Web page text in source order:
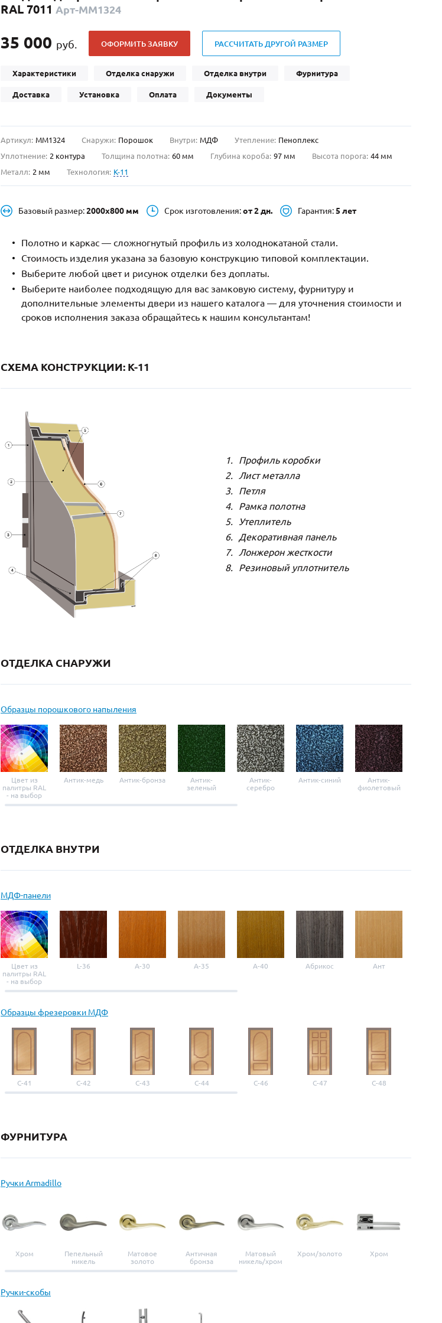
С отбойником(91)
С импостами (73)
С витражами (11)
В современном стиле
С фрамугой(265)
4-го класса защиты (499)
Полуторапольные
RAL 7011 Арт-ММ1324
35 000 руб. ОФОРМИТЬ ЗАЯВКУ РАССЧИТАТЬ ДРУГОЙ РАЗМЕР
Характеристики Отделка снаружи Отделка внутри Фурнитура
Доставка Установка Оплата Документы
Артикул: ММ1324 Снаружи: Порошок Внутри: МДФ Утепление: Пеноплекс
Уплотнение: 2 контура Толщина полотна: 60 мм Глубина короба: 97 мм Высота порога: 44 мм
Металл: 2 мм Технология: K-11
Базовый размер:2000х800 мм Срок изготовления:от 2 дн. Гарантия:5 лет
Полотно и каркас — сложногнутый профиль из холоднокатаной стали.
Стоимость изделия указана за базовую конструкцию типовой комплектации.
Выберите любой цвет и рисунок отделки без доплаты.
Выберите наиболее подходящую для вас замковую систему, фурнитуру и
дополнительные элементы двери из нашего каталога — для уточнения стоимости и
сроков исполнения заказа обращайтесь к нашим консультантам!
СХЕМА КОНСТРУКЦИИ: K-11
Профиль коробки
Лист металла
Петля
Рамка полотна
Утеплитель
Декоративная панель
Лонжерон жесткости
Резиновый уплотнитель
ОТДЕЛКА СНАРУЖИ
Образцы порошкового напыления
Цвет из
палитры RAL
- на выбор
Антик-медь Антик-бронза
Антик-
зеленый
Антик-
серебро
Антик-синий
Антик-
фиолетовый
ОТДЕЛКА ВНУТРИ
МДФ-панели
Цвет из
палитры RAL
- на выбор
L-36 A-30 A-35 A-40 Абрикос Ант
Образцы фрезеровки МДФ
С-41 С-42 С-43 С-44 С-46 С-47 С-48
ФУРНИТУРА
Ручки Armadillo
Хром
Пепельный
никель
Матовое
золото
Античная
бронза
Матовый
никель/хром
Хром/золото Хром
Ручки-скобы